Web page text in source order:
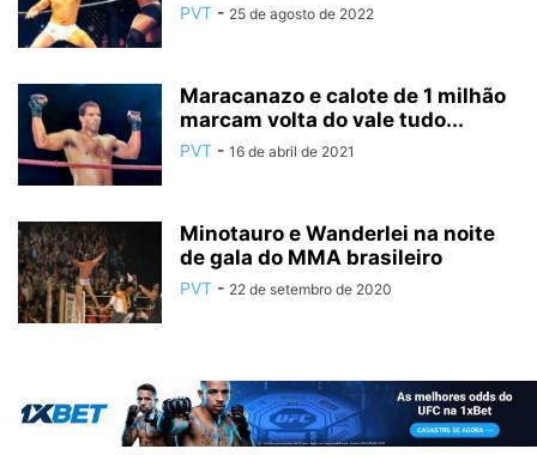
PVT - 25 de agosto de 2022
Maracanazo e calote de 1 milhão
marcam volta do vale tudo...
PVT - 16 de abril de 2021
Minotauro e Wanderlei na noite
de gala do MMA brasileiro
PVT - 22 de setembro de 2020